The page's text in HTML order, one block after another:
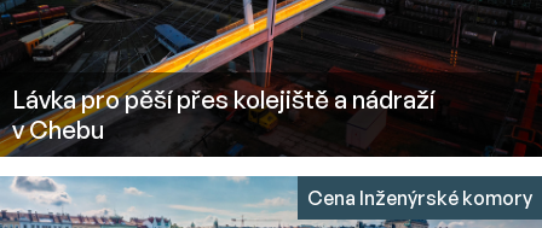
Lávka pro pěší přes kolejiště a nádraží
v Chebu
Cena Inženýrské komory